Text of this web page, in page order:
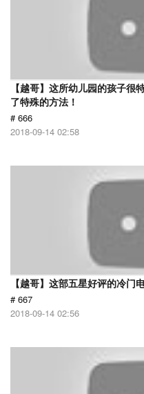
【越哥】这所幼儿园的孩子很
了特殊的方法！
# 666
2018-09-14 02:58
【越哥】这部五星好评的冷门
# 667
2018-09-14 02:56